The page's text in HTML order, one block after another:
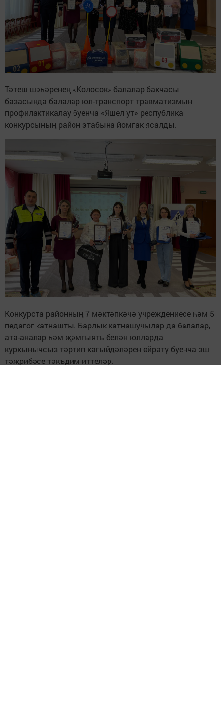
Тәтеш шәһәренең «Колосок» балалар бакчасы
базасында балалар юл-транспорт травматизмын
профилактикалау буенча «Яшел ут» республика
конкурсының район этабына йомгак ясалды.
Конкурста районның 7 мәктәпкәчә учреждениесе һәм 5
педагог катнашты. Барлык катнашучылар да балалар,
ата-аналар һәм җәмгыять белән юлларда
куркынычсыз тәртип кагыйдәләрен өйрәтү буенча эш
тәҗрибәсе тәкъдим иттеләр.